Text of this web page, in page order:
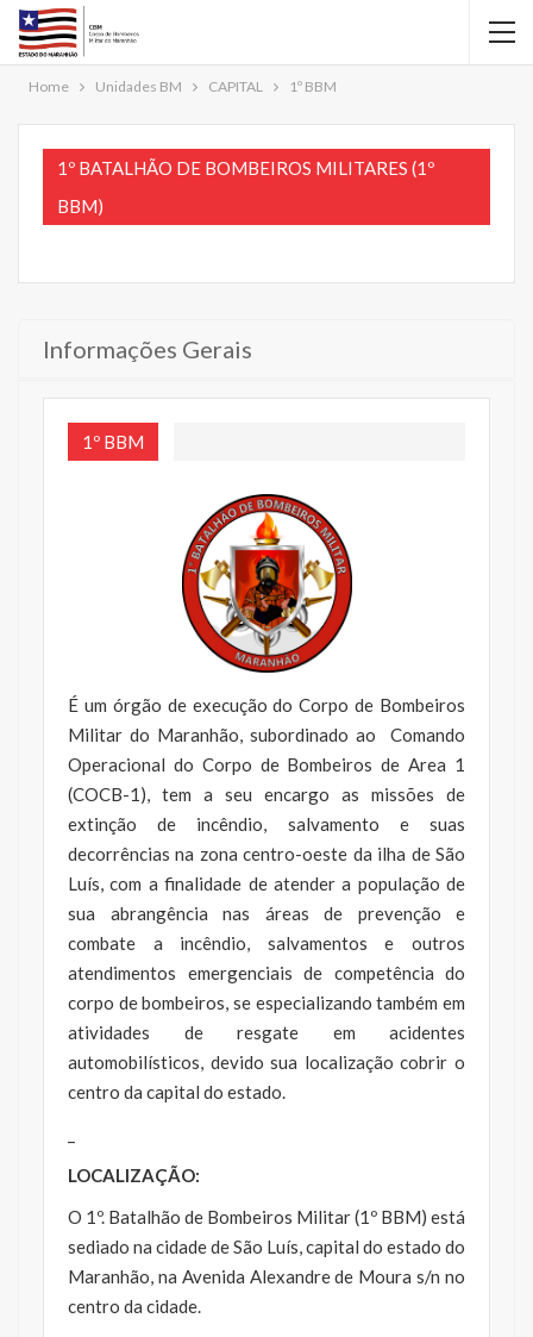
Home Unidades BM CAPITAL 1º BBM
1º BATALHÃO DE BOMBEIROS MILITARES (1º
BBM)
Informações Gerais
1º BBM
É um órgão de execução do Corpo de Bombeiros
Militar do Maranhão, subordinado ao Comando
Operacional do Corpo de Bombeiros de Area 1
(COCB-1), tem a seu encargo as missões de
extinção de incêndio, salvamento e suas
decorrências na zona centro-oeste da ilha de São
Luís, com a finalidade de atender a população de
sua abrangência nas áreas de prevenção e
combate a incêndio, salvamentos e outros
atendimentos emergenciais de competência do
corpo de bombeiros, se especializando também em
atividades de resgate em acidentes
automobilísticos, devido sua localização cobrir o
centro da capital do estado.
LOCALIZAÇÃO:
O 1º. Batalhão de Bombeiros Militar (1º BBM) está
sediado na cidade de São Luís, capital do estado do
Maranhão, na Avenida Alexandre de Moura s/n no
centro da cidade.